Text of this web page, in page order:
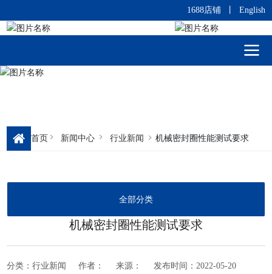
1688店铺丨 English
首页 新闻中心 行业新闻 机械密封圈性能测试要求
全部分类
机械密封圈性能测试要求
分类：行业新闻 作者： 来源： 发布时间： 2022-05-20